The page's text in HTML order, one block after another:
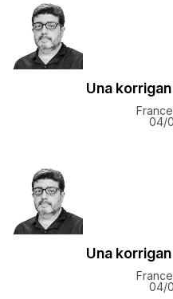
Una
04/
Una
04/